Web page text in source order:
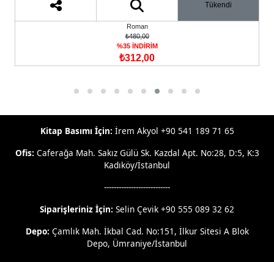
Tükendi
Roman
₺480,00
%35 İNDİRİM
₺312,00
Kitap Basımı İçin: İrem Akyol +90 541 189 71 65
Ofis: Caferağa Mah. Sakız Gülü Sk. Kazdal Apt. No:28, D:5, K:3
Kadıköy/İstanbul
---------------------------
Siparişleriniz İçin: Selin Çevik +90 555 089 32 62
Depo: Çamlık Mah. İkbal Cad. No:151, İlkur Sitesi A Blok
Depo, Ümraniye/İstanbul